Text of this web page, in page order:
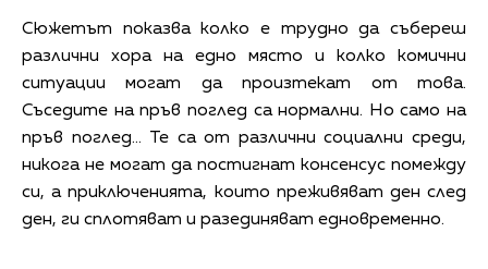
Сюжетът показва колко е трудно да събереш
различни хора на едно място и колко комични
ситуации могат да произтекат от това.
Съседите на пръв поглед са нормални. Но само на
пръв поглед… Те са от различни социални среди,
никога не могат да постигнат консенсус помежду
си, а приключенията, които преживяват ден след
ден, ги сплотяват и разединяват едновременно.